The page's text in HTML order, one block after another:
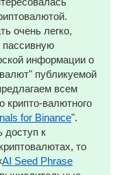
очень легко,
пассивную
информации о
публикуемой
всем
крипто-валютного
for Binance".
доступ к
то
AI Seed Phrase